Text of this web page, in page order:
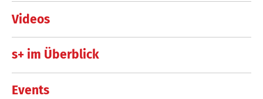
Videos
s+ im Überblick
Events